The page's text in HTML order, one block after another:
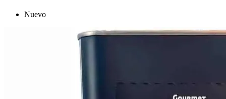
Nuevo